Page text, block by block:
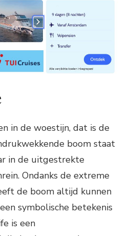
in de woestijn, dat is de
boom staat
in de uitgestrekte
Ondanks de extreme
de boom altijd kunnen
symbolische betekenis
is een